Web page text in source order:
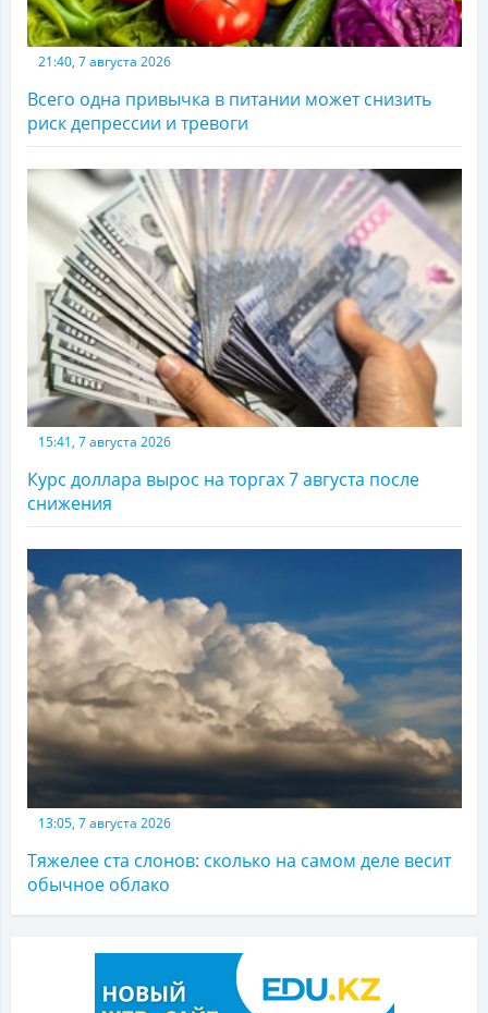
21:40, 7 августа 2026
Всего одна привычка в питании может снизить
риск депрессии и тревоги
15:41, 7 августа 2026
Курс доллара вырос на торгах 7 августа после
снижения
13:05, 7 августа 2026
Тяжелее ста слонов: сколько на самом деле весит
обычное облако